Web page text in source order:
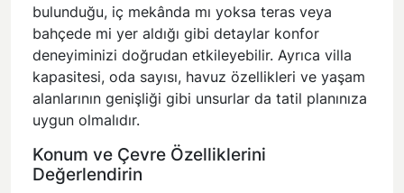
bulunduğu, iç mekânda mı yoksa teras veya
bahçede mi yer aldığı gibi detaylar konfor
deneyiminizi doğrudan etkileyebilir. Ayrıca villa
kapasitesi, oda sayısı, havuz özellikleri ve yaşam
alanlarının genişliği gibi unsurlar da tatil planınıza
uygun olmalıdır.
Konum ve Çevre Özelliklerini
Değerlendirin